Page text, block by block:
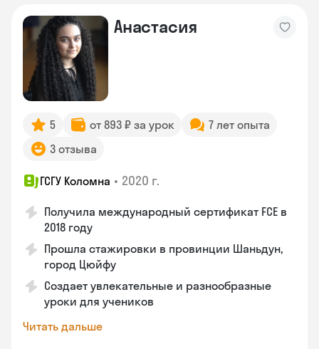
Анастасия
5 от 893 ₽ за урок
7 лет опыта
3 отзыва
ГСГУ Коломна • 2020 г.
Получила международный сертификат FCE в
2018 году
Прошла стажировки в провинции Шаньдун,
город Цюйфу
Создает увлекательные и разнообразные
уроки для учеников
Читать дальше